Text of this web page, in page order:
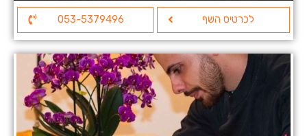
לכרטיס השף 053-5379496